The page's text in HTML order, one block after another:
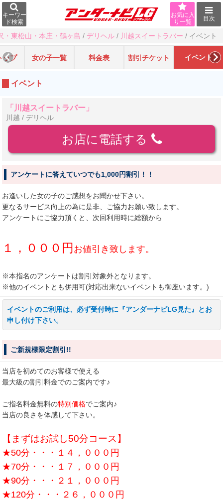
キーワー
ド検索
目次
お気に入
り一覧
・東松山・本庄・鶴ヶ島 / デリヘル / 川越スイートラバー / イベント
ップ 女の子一覧 料金表 割引チケット イベント
イベント
「川越スイートラバー」
川越 / デリヘル
お店に電話する
アンケートに答えていつでも1,000円割引！！
お逢いした女の子のご感想をお聞かせ下さい。
更なるサービス向上の為に是非、ご協力お願い致します。
アンケートにご協力頂くと、次回利用時に総額から
１，０００円 お値引き致します。
※本指名のアンケートは割引対象外となります。
※他のイベントとも併用可(対応出来ないイベントも御座います。)
イベントのご利用は、必ず受付時に『アンダーナビLG見た』とお
申し付け下さい。
ご新規様限定割引!!
当店を初めてのお客様で使える
最大級の割引料金でのご案内です♪
ご指名料金無料の特別価格でご案内♪
当店の良さを体感して下さい。
【まずはお試し50分コース】
★50分・・・１４，０００円
★70分・・・１７，０００円
★90分・・・２１，０００円
★120分・・・２６，０００円